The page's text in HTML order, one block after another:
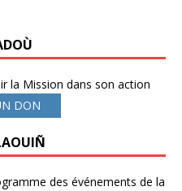
la Mission dans son action
DON
des événements de la